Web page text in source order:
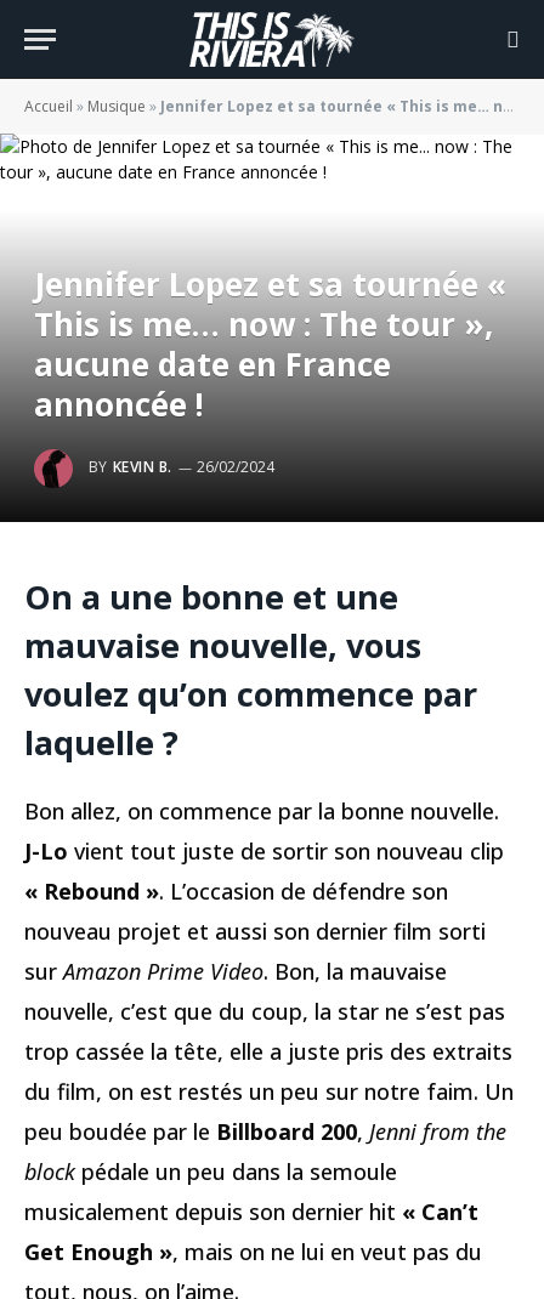
Accueil » Musique » Jennifer Lopez et sa tournée « This is me… now : The tour », aucune date en France annoncée !
Jennifer Lopez et sa tournée «
This is me… now : The tour »,
aucune date en France
annoncée !
BY KEVIN B. 26/02/2024
On a une bonne et une
mauvaise nouvelle, vous
voulez qu’on commence par
laquelle ?
Bon allez, on commence par la bonne nouvelle.
J-Lo vient tout juste de sortir son nouveau clip
« Rebound ». L’occasion de défendre son
nouveau projet et aussi son dernier film sorti
surAmazon Prime Video. Bon, la mauvaise
nouvelle, c’est que du coup, la star ne s’est pas
trop cassée la tête, elle a juste pris des extraits
du film, on est restés un peu sur notre faim. Un
peu boudée par le Billboard 200, Jenni from the
blockpédale un peu dans la semoule
musicalement depuis son dernier hit « Can’t
Get Enough », mais on ne lui en veut pas du
tout, nous, on l’aime.